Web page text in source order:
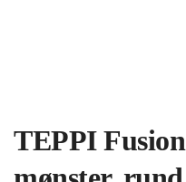
TEPPI